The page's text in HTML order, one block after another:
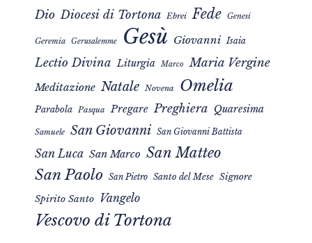
Dio Diocesi di Tortona Ebrei Fede Genesi
Geremia Gerusalemme Gesù Giovanni Isaia
Lectio Divina Liturgia Marco Maria Vergine
Meditazione Natale Novena Omelia
Parabola Pasqua Pregare Preghiera Quaresima
Samuele San Giovanni San Giovanni Battista
San Luca San Marco San Matteo
San Paolo San Pietro Santo del Mese Signore
Spirito Santo Vangelo
Vescovo di Tortona